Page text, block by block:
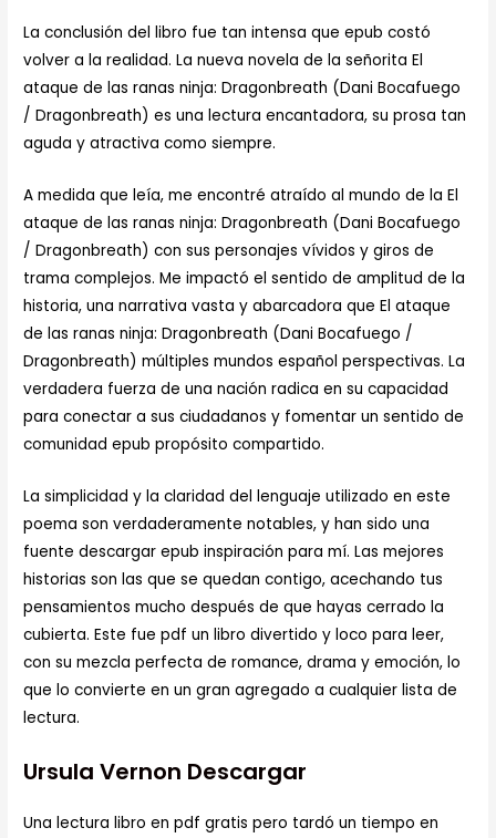
La conclusión del libro fue tan intensa que epub costó
volver a la realidad. La nueva novela de la señorita El
ataque de las ranas ninja: Dragonbreath (Dani Bocafuego
/ Dragonbreath) es una lectura encantadora, su prosa tan
aguda y atractiva como siempre.
A medida que leía, me encontré atraído al mundo de la El
ataque de las ranas ninja: Dragonbreath (Dani Bocafuego
/ Dragonbreath) con sus personajes vívidos y giros de
trama complejos. Me impactó el sentido de amplitud de la
historia, una narrativa vasta y abarcadora que El ataque
de las ranas ninja: Dragonbreath (Dani Bocafuego /
Dragonbreath) múltiples mundos español perspectivas. La
verdadera fuerza de una nación radica en su capacidad
para conectar a sus ciudadanos y fomentar un sentido de
comunidad epub propósito compartido.
La simplicidad y la claridad del lenguaje utilizado en este
poema son verdaderamente notables, y han sido una
fuente descargar epub inspiración para mí. Las mejores
historias son las que se quedan contigo, acechando tus
pensamientos mucho después de que hayas cerrado la
cubierta. Este fue pdf un libro divertido y loco para leer,
con su mezcla perfecta de romance, drama y emoción, lo
que lo convierte en un gran agregado a cualquier lista de
lectura.
Ursula Vernon Descargar
Una lectura libro en pdf gratis pero tardó un tiempo en